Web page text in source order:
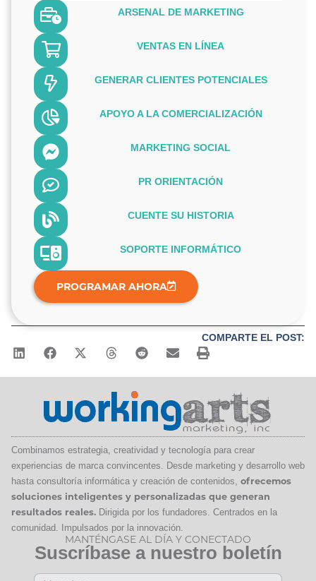
ARSENAL DE MARKETING
VENTAS EN LÍNEA
GENERAR CLIENTES POTENCIALES
APOYO A LA COMERCIALIZACIÓN
MARKETING SOCIAL
PR ORIENTACIÓN
CUENTE SU HISTORIA
SOPORTE INFORMÁTICO
PROGRAMAR AHORA
COMPARTE EL POST:
Combinamos estrategia, creatividad y tecnología para crear
experiencias de marca convincentes. Desde marketing y desarrollo web
hasta consultoría informática y creación de contenidos, ofrecemos
soluciones inteligentes y personalizadas que generan
resultados reales. Dirigida por los fundadores. Centrados en la
comunidad. Impulsados por la innovación.
MANTÉNGASE AL DÍA Y CONECTADO
Suscríbase a nuestro boletín